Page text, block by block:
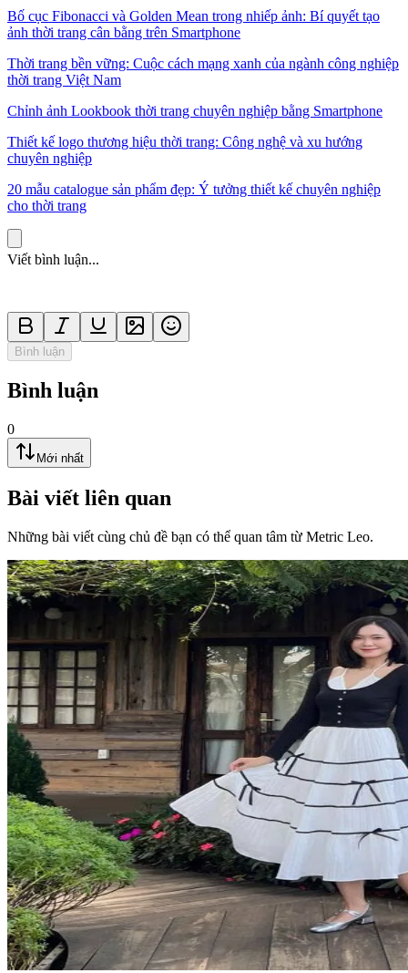
Bố cục Fibonacci và Golden Mean trong nhiếp ảnh: Bí quyết tạo
ảnh thời trang cân bằng trên Smartphone
Thời trang bền vững: Cuộc cách mạng xanh của ngành công nghiệp
thời trang Việt Nam
Chỉnh ảnh Lookbook thời trang chuyên nghiệp bằng Smartphone
Thiết kế logo thương hiệu thời trang: Công nghệ và xu hướng
chuyên nghiệp
20 mẫu catalogue sản phẩm đẹp: Ý tưởng thiết kế chuyên nghiệp
cho thời trang
Viết bình luận...
Bình luận
Bình luận
0
Mới nhất
Bài viết liên quan
Những bài viết cùng chủ đề bạn có thể quan tâm từ Metric Leo.